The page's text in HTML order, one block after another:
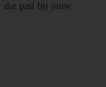
dat past bij jouw